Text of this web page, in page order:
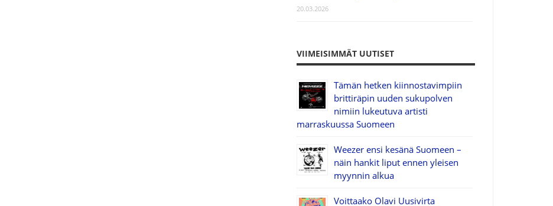
20.03.2026
VIIMEISIMMÄT UUTISET
Tämän hetken kiinnostavimpiin
brittiräpin uuden sukupolven
nimiin lukeutuva artisti
marraskuussa Suomeen
Weezer ensi kesänä Suomeen –
näin hankit liput ennen yleisen
myynnin alkua
Voittaako Olavi Uusivirta